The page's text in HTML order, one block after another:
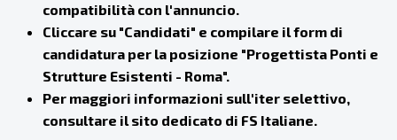
compatibilità con l'annuncio.
Cliccare su "Candidati" e compilare il form di
candidatura per la posizione "Progettista Ponti e
Strutture Esistenti - Roma".
Per maggiori informazioni sull'iter selettivo,
consultare il sito dedicato di FS Italiane.